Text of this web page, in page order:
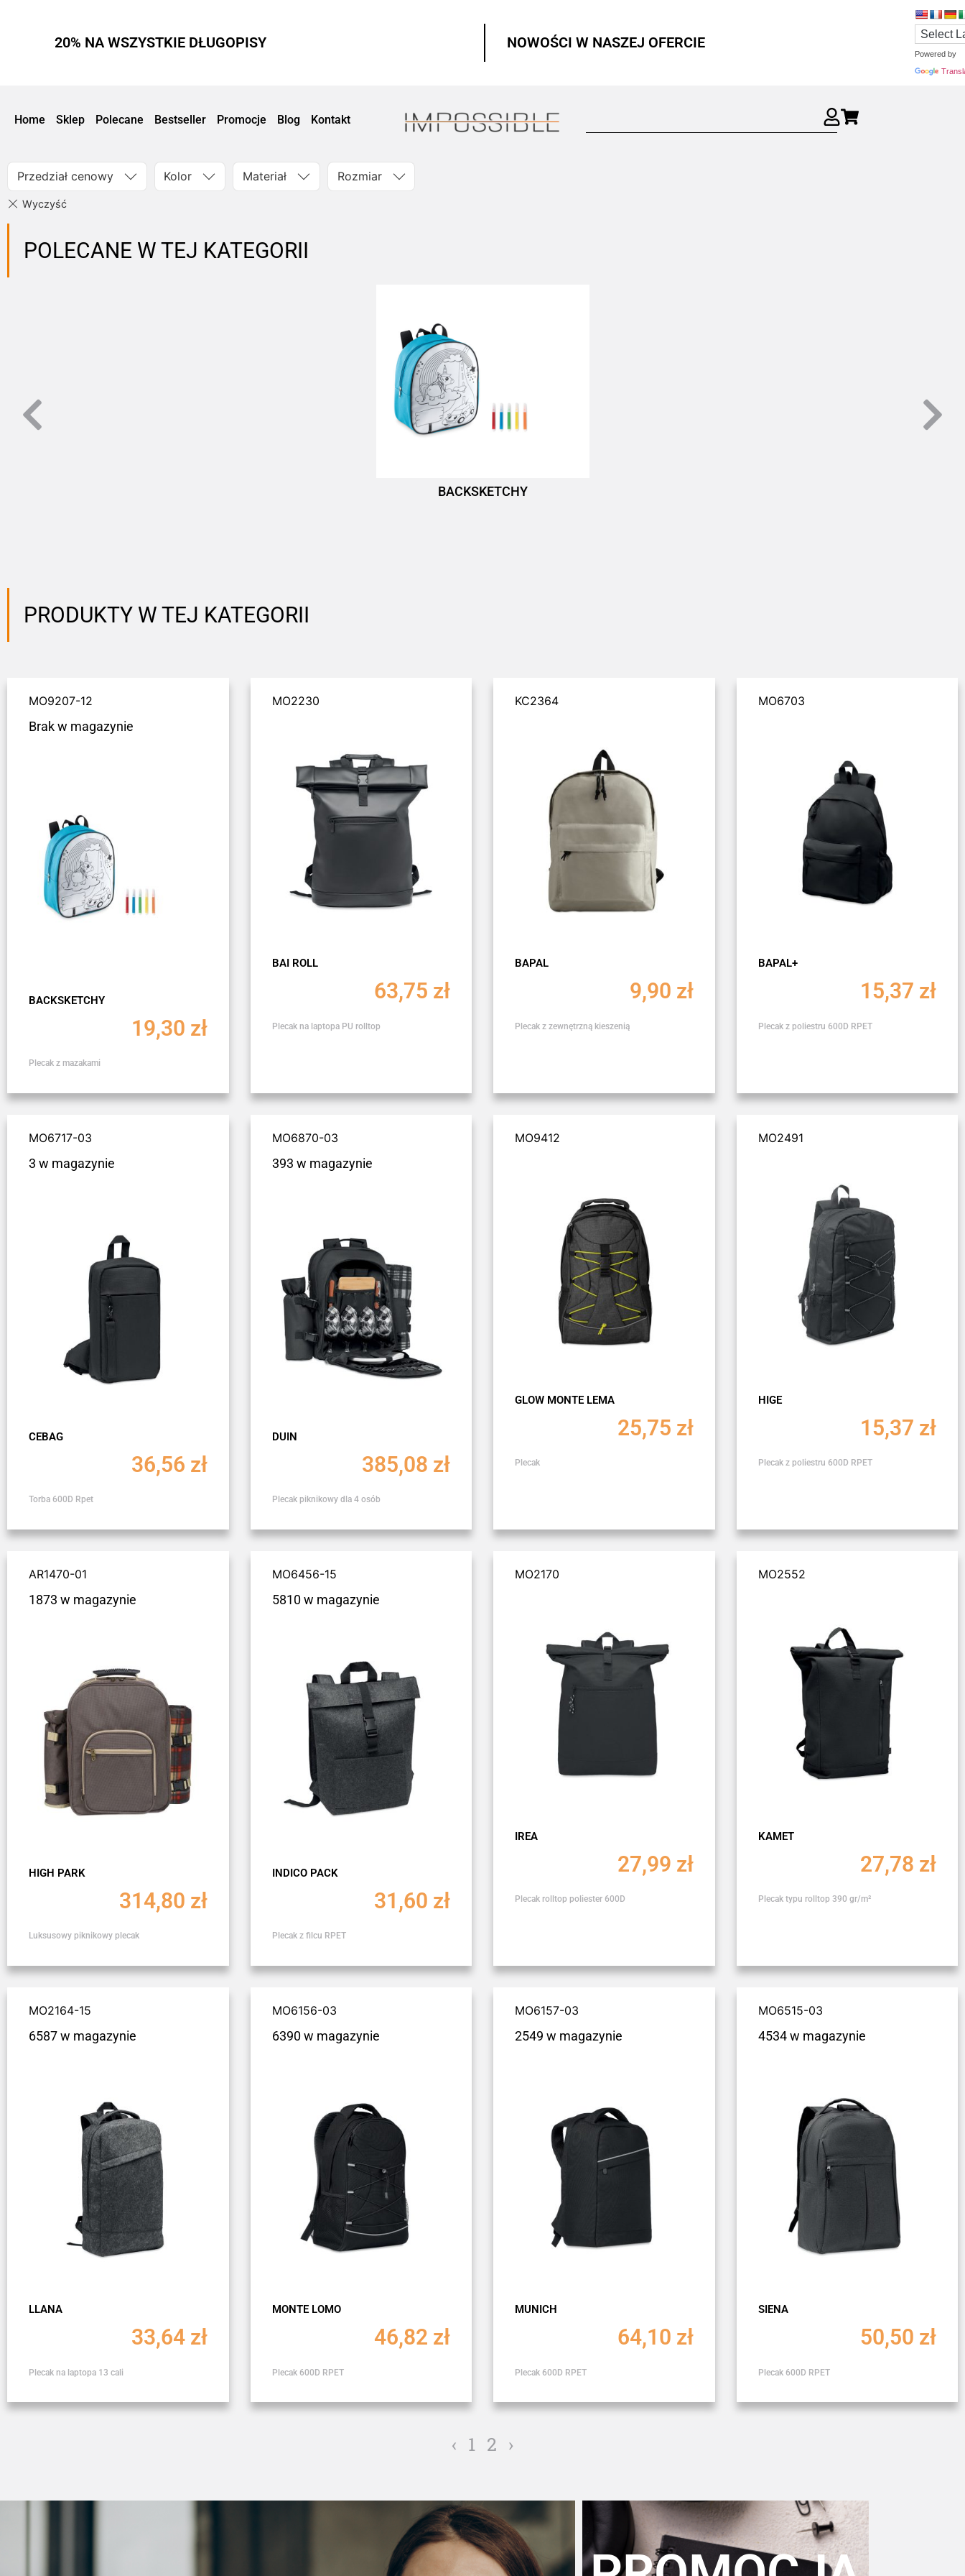
20% NA WSZYSTKIE DŁUGOPISY NOWOŚCI W NASZEJ OFERCIE
Powered by
Home Sklep Polecane Bestseller Promocje Blog Kontakt
Przedział cenowy Kolor Materiał Rozmiar
POLECANE W TEJ KATEGORII
BACKSKETCHY
PRODUKTY W TEJ KATEGORII
MO9207-12
Brak w magazynie
BACKSKETCHY
19,30 zł
Plecak z mazakami
MO2230
BAI ROLL
63,75 zł
Plecak na laptopa PU rolltop
KC2364
BAPAL
9,90 zł
Plecak z zewnętrzną kieszenią
MO6703
BAPAL+
15,37 zł
Plecak z poliestru 600D RPET
MO6717-03
3 w magazynie
CEBAG
36,56 zł
Torba 600D Rpet
MO6870-03
393 w magazynie
DUIN
385,08 zł
Plecak piknikowy dla 4 osób
MO9412
GLOW MONTE LEMA
25,75 zł
Plecak
MO2491
HIGE
15,37 zł
Plecak z poliestru 600D RPET
AR1470-01
1873 w magazynie
HIGH PARK
314,80 zł
Luksusowy piknikowy plecak
MO6456-15
5810 w magazynie
INDICO PACK
31,60 zł
Plecak z filcu RPET
MO2170
IREA
27,99 zł
Plecak rolltop poliester 600D
MO2552
KAMET
27,78 zł
Plecak typu rolltop 390 gr/m²
MO2164-15
6587 w magazynie
LLANA
33,64 zł
Plecak na laptopa 13 cali
MO6156-03
6390 w magazynie
MONTE LOMO
46,82 zł
Plecak 600D RPET
MO6157-03
2549 w magazynie
MUNICH
64,10 zł
Plecak 600D RPET
MO6515-03
4534 w magazynie
SIENA
50,50 zł
Plecak 600D RPET
‹ 1 2 ›